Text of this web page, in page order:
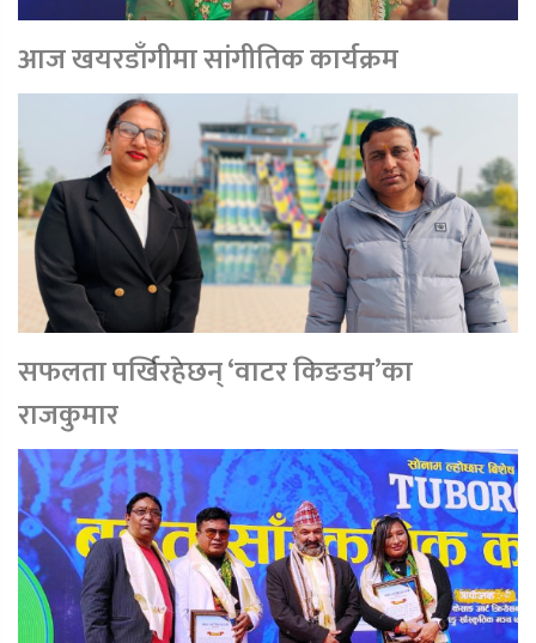
आज खयरडाँगीमा सांगीतिक कार्यक्रम
सफलता पर्खिरहेछन् ‘वाटर किङडम’का
राजकुमार